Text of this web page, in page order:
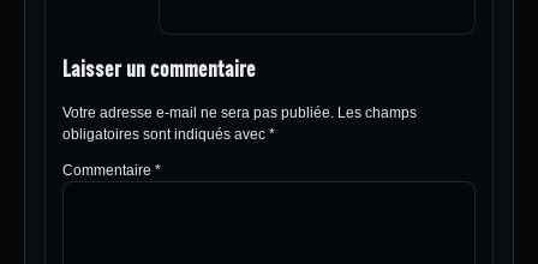
Laisser un commentaire
Votre adresse e-mail ne sera pas publiée. Les champs
obligatoires sont indiqués avec *
Commentaire *